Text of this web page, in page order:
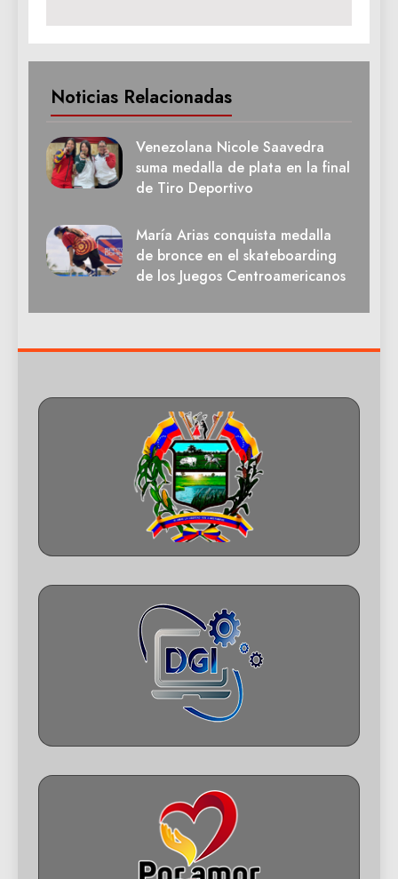
Noticias Relacionadas
Venezolana Nicole Saavedra
suma medalla de plata en la final
de Tiro Deportivo
María Arias conquista medalla
de bronce en el skateboarding
de los Juegos Centroamericanos